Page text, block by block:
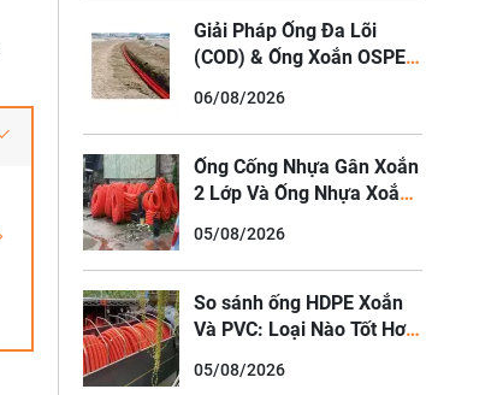
Giải Pháp Ống Đa Lõi
(COD) & Ống Xoắn OSPEN
Cáp Quang Đô Thị
06/08/2026
Ống Cống Nhựa Gân Xoắn
2 Lớp Và Ống Nhựa Xoắn
05/08/2026
So sánh ống HDPE Xoắn
Và PVC: Loại Nào Tốt Hơn
05/08/2026